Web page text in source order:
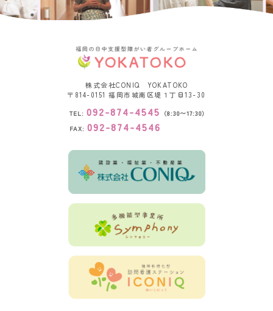
株式会社CONIQ YOKATOKO
〒814-0151福岡市城南区堤１丁目13-30
TEL: 092-874-4545 （8:30〜17:30）
FAX: 092-874-4546